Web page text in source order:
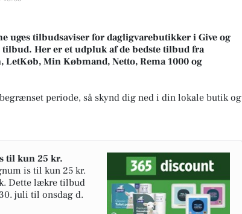
uges tilbudsaviser for dagligvarebutikker i Give og
Her er et udpluk af de bedste tilbud fra
LetKøb, Min Købmand, Netto, Rema 1000 og
periode, så skynd dig ned i din lokale butik og
til kun 25 kr.
is til kun 25 kr.
Dette lækre tilbud
juli til onsdag d.